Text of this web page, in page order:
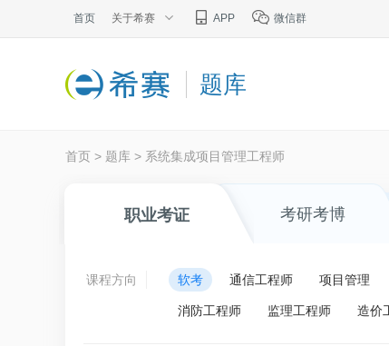
首页 关于希赛 APP 微信群
题库
首页 > 题库 > 系统集成项目管理工程师
职业考证 考研考博
课程方向 软考 通信工程师 项目管理
消防工程师 监理工程师 造价